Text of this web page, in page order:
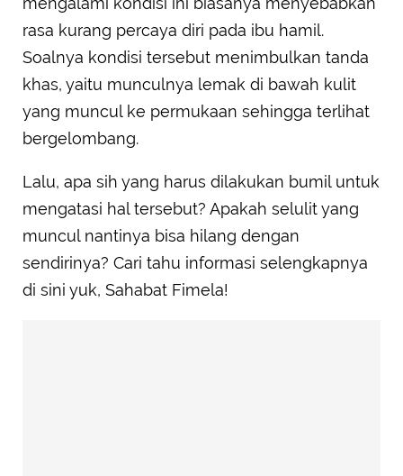
rasa kurang percaya diri pada ibu hamil.
Soalnya kondisi tersebut menimbulkan tanda
khas, yaitu munculnya lemak di bawah kulit
yang muncul ke permukaan sehingga terlihat
bergelombang.
Lalu, apa sih yang harus dilakukan bumil untuk
mengatasi hal tersebut? Apakah selulit yang
muncul nantinya bisa hilang dengan
sendirinya? Cari tahu informasi selengkapnya
di sini yuk, Sahabat Fimela!